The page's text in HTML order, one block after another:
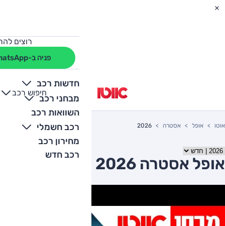
רוצים
פניה ב-WhatsApp
חדשות רכב
מבחני רכב
השוואות רכב
רכב חשמלי
מחירון רכב
רכב חדש
חיפוש רכב
+
-
אוטו אופל אסטרה 2026
אופל אסטרה 2026